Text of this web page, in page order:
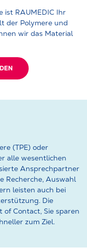
ist RAUMEDIC Ihr
der Polymere und
wir das Material
(TPE) oder
alle wesentlichen
Ansprechpartner
Recherche, Auswahl
leisten auch bei
Die
of Contact, Sie sparen
zum Ziel.